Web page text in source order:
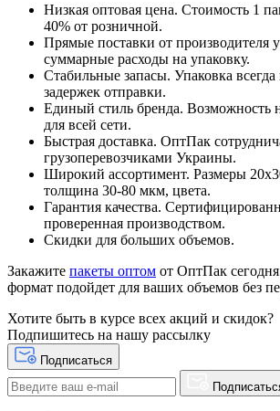
Низкая оптовая цена. Стоимость 1
40% от розничной.
Прямые поставки от производителя
суммарные расходы на упаковку.
Стабильные запасы. Упаковка всегда
задержек отправки.
Единый стиль бренда. Возможность
для всей сети.
Быстрая доставка. ОптПак
грузоперевозчиками Украины.
Широкий ассортимент. Размеры
толщина 30-80 мкм, цвета.
Гарантия качества.
проверенная производством.
Скидки для больших объемов.
Закажите пакеты оптом от ОптПак
формат подойдет для ваших объемов без
Хотите быть в курсе всех акций и скидок?
Подпишитесь на нашу рассылку
Подписаться